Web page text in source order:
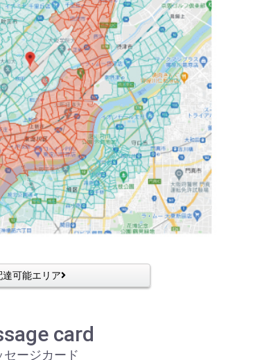
達可能エリア
card
セージカード